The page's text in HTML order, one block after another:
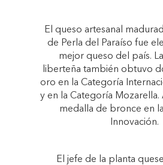
El queso artesanal
de Perla del Paraíso fue
mejor queso del país.
liberteña también obtuvo
oro en la Categoría
y en la Categoría Mozarella.
medalla de bronce en
Innovación.
El jefe de la planta